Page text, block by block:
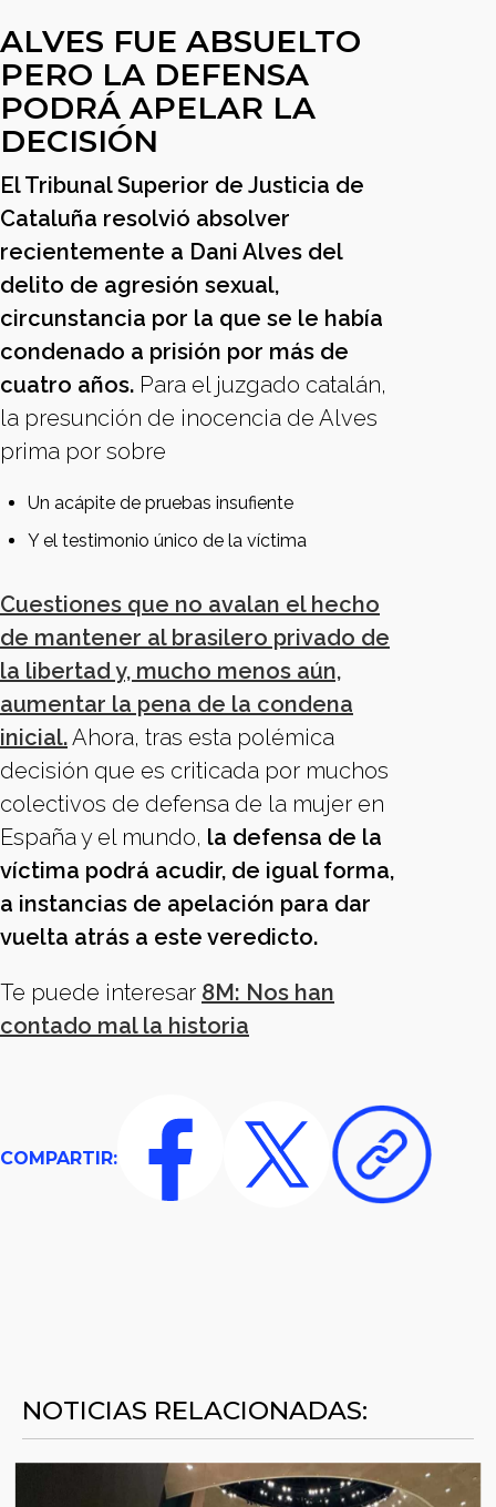
ALVES FUE ABSUELTO
PERO LA DEFENSA
PODRÁ APELAR LA
DECISIÓN
El Tribunal Superior de Justicia de
Cataluña resolvió absolver
recientemente a Dani Alves del
delito de agresión sexual,
circunstancia por la que se le había
condenado a prisión por más de
cuatro años. Para el juzgado catalán,
la presunción de inocencia de Alves
prima por sobre
Un acápite de pruebas insufiente
Y el testimonio único de la víctima
Cuestiones que no avalan el hecho
de mantener al brasilero privado de
la libertad y, mucho menos aún,
aumentar la pena de la condena
inicial.Ahora, tras esta polémica
decisión que es criticada por muchos
colectivos de defensa de la mujer en
España y el mundo, la defensa de la
víctima podrá acudir, de igual forma,
a instancias de apelación para dar
vuelta atrás a este veredicto.
Te puede interesar 8M: Nos han
contado mal la historia
COMPARTIR:
NOTICIAS RELACIONADAS: